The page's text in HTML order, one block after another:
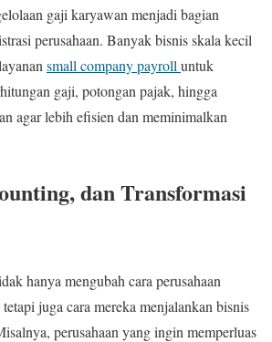
gaji karyawan menjadi bagian
perusahaan. Banyak bisnis skala kecil
small company payroll untuk
gaji, potongan pajak, hingga
agar lebih efisien dan meminimalkan
dan Transformasi
hanya mengubah cara perusahaan
juga cara mereka menjalankan bisnis
perusahaan yang ingin memperluas